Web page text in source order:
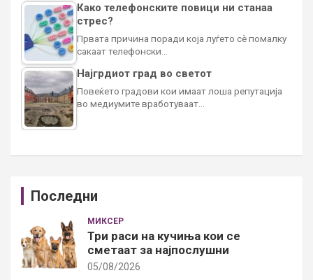
Како телефонските повици ни станаа
стрес?
Првата причина поради која луѓето сè помалку
сакаат телефонски…
Најгрдиот град во светот
Повеќето градови кои имаат лоша репутација
во медиумите вработуваат…
Последни
МИКСЕР
Три раси на кучиња кои се
сметаат за најпослушни
05/08/2026